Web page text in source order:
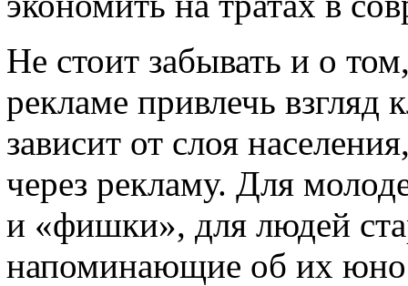
Не стоит забывать и о
рекламе привлечь взгляд
зависит от слоя
через рекламу. Для
и «фишки», для людей
напоминающие об их